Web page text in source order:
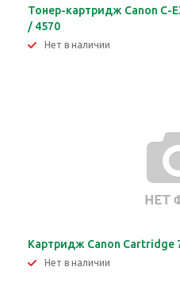
Тонер-картридж Canon C-
/ 4570
Нет в наличии
Картридж Canon Cartridge
Нет в наличии